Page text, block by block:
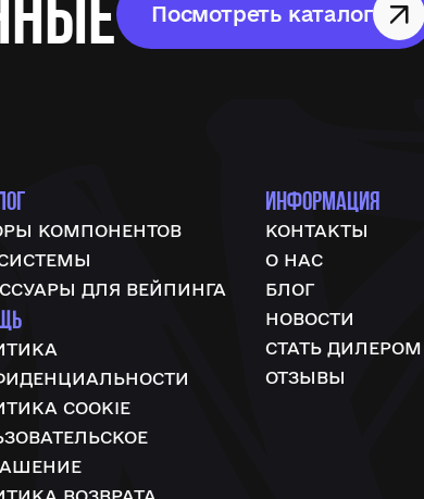
Посмотреть каталог
КОМПОНЕНТОВ
СИСТЕМЫ
ДЛЯ ВЕЙПИНГА
COOKIE
ИНФОРМАЦИЯ
КОНТАКТЫ
О НАС
БЛОГ
НОВОСТИ
СТАТЬ ДИЛЕРОМ
ОТЗЫВЫ